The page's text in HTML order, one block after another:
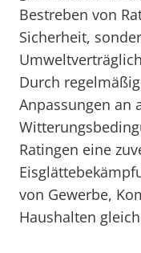
Bestreben von
Sicherheit,
Durch
Anpassungen an
Ratingen eine
von Gewerbe,
Haushalten